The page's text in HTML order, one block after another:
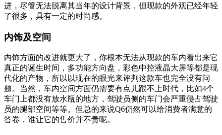
进，尽管无法脱离其当年的设计背景，但现款的外观已经年轻
了很多，具有一定的时尚感。
内饰及空间
内饰方面的改进就更大了，你根本无法从现款的车内看出来它
真正的诞生时间，多功能方向盘，彩色中控液晶大屏等都是现
代化的产物，所以以现在的眼光来评判这款车也完全没有问
题。当然，车内空间方面仍需要有点儿跟不上时代，比如4个
车门上都没有放水瓶的地方，驾驶员侧的车门会严重侵占驾驶
员的腿部空间等等。但总的来说Q6仍然可以给消费者满意的
答卷，谁让它的售价并不贵呢。